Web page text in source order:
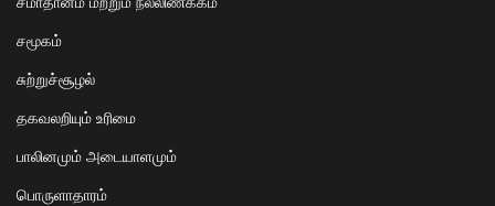
சமூகம்
சுற்றுச்சூழல்
தகவலறியும் உரிமை
பாலினமும் அடையாளமும்
பொருளாதாரம்